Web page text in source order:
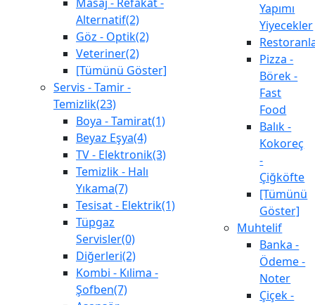
Alternatif(2)
Göz - Optik(2)
Veteriner(2)
[Tümünü Göster]
Servis - Tamir -
Temizlik(23)
Boya - Tamirat(1)
Beyaz Eşya(4)
TV - Elektronik(3)
Temizlik - Halı
Yıkama(7)
Tesisat - Elektrik(1)
Tüpgaz
Servisler(0)
Diğerleri(2)
Kombi - Kılima -
Şofben(7)
Yapımı
Yiyecekler
Pizza -
Börek -
Fast
Food
Balık -
Kokoreç
-
Çiğköfte
[Tümünü
Göster]
Muhtelif
Banka -
Ödeme -
Noter
Çiçek -